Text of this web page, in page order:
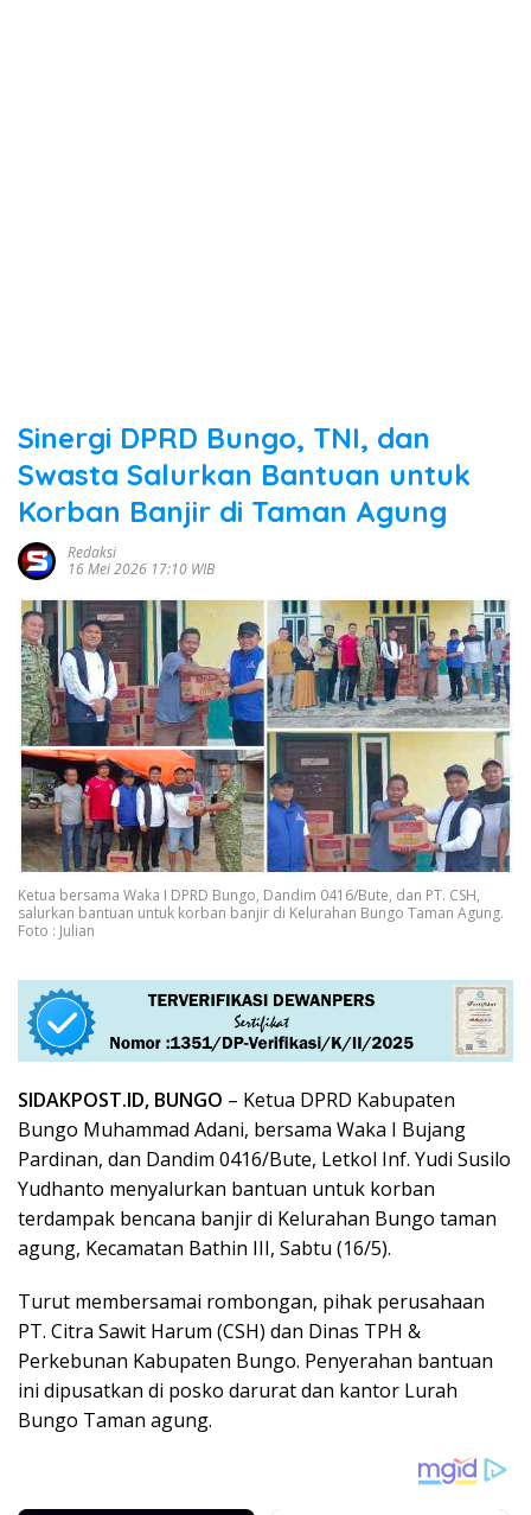
Sinergi DPRD Bungo, TNI, dan
Swasta Salurkan Bantuan untuk
Korban Banjir di Taman Agung
Redaksi
16 Mei 2026 17:10 WIB
Ketua bersama Waka I DPRD Bungo, Dandim 0416/Bute, dan PT. CSH,
salurkan bantuan untuk korban banjir di Kelurahan Bungo Taman Agung.
Foto : Julian
SIDAKPOST.ID, BUNGO – Ketua DPRD Kabupaten
Bungo Muhammad Adani, bersama Waka I Bujang
Pardinan, dan Dandim 0416/Bute, Letkol Inf. Yudi Susilo
Yudhanto menyalurkan bantuan untuk korban
terdampak bencana banjir di Kelurahan Bungo taman
agung, Kecamatan Bathin III, Sabtu (16/5).
Turut membersamai rombongan, pihak perusahaan
PT. Citra Sawit Harum (CSH) dan Dinas TPH &
Perkebunan Kabupaten Bungo. Penyerahan bantuan
ini dipusatkan di posko darurat dan kantor Lurah
Bungo Taman agung.